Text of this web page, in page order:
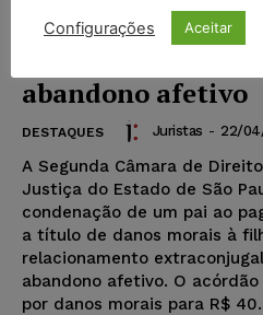
Pai indenizará
abandono afetivo
DESTAQUES Juristas - 22/
A Segunda Câmara de
Justiça do Estado de São
condenação de um pai ao
a título de danos morais à
relacionamento
abandono afetivo. O
por danos morais para R$
Configurações Aceitar